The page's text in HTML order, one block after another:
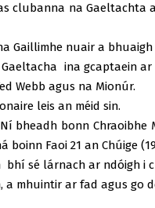
clubanna na
nuair a bhuaigh
ina gcaptaein
Webb agus na Mionúr.
leis an méid sin.
bheadh bonn
boinn Faoi 21 an Chúige
sé lárnach ar ndóigh
mhuintir ar fad agus go